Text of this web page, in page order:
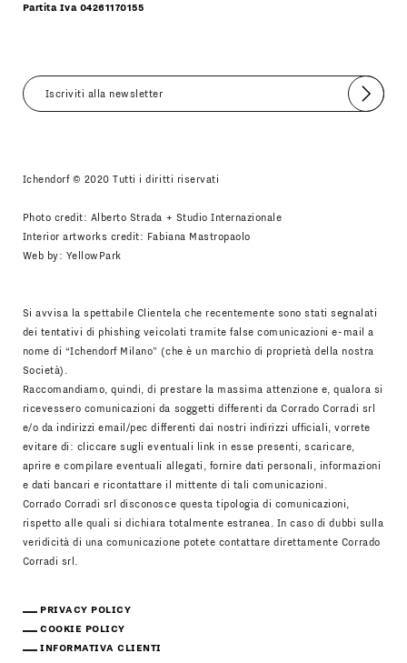
Partita Iva 04261170155
Invia
Ichendorf © 2020 Tutti i diritti riservati
Photo credit: Alberto Strada + Studio Internazionale
Interior artworks credit: Fabiana Mastropaolo
Web by: YellowPark
Si avvisa la spettabile Clientela che recentemente sono stati segnalati
dei tentativi di phishing veicolati tramite false comunicazioni e-mail a
nome di “Ichendorf Milano” (che è un marchio di proprietà della nostra
Società).
Raccomandiamo, quindi, di prestare la massima attenzione e, qualora si
ricevessero comunicazioni da soggetti differenti da Corrado Corradi srl
e/o da indirizzi email/pec differenti dai nostri indirizzi ufficiali, vorrete
evitare di: cliccare sugli eventuali link in esse presenti, scaricare,
aprire e compilare eventuali allegati, fornire dati personali, informazioni
e dati bancari e ricontattare il mittente di tali comunicazioni.
Corrado Corradi srl disconosce questa tipologia di comunicazioni,
rispetto alle quali si dichiara totalmente estranea. In caso di dubbi sulla
veridicità di una comunicazione potete contattare direttamente Corrado
Corradi srl.
PRIVACY POLICY
COOKIE POLICY
INFORMATIVA CLIENTI